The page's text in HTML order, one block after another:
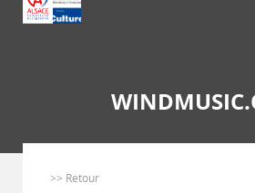
>> Retour